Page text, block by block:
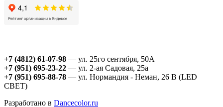
+7 (4812) 61-07-98 — ул. 25го сентября, 50А
+7 (951) 695-23-22 — ул. 2-ая Садовая, 25а
+7 (951) 695-88-78 — ул. Нормандия - Неман, 26 В (LED
СВЕТ)
Разработано в Dancecolor.ru